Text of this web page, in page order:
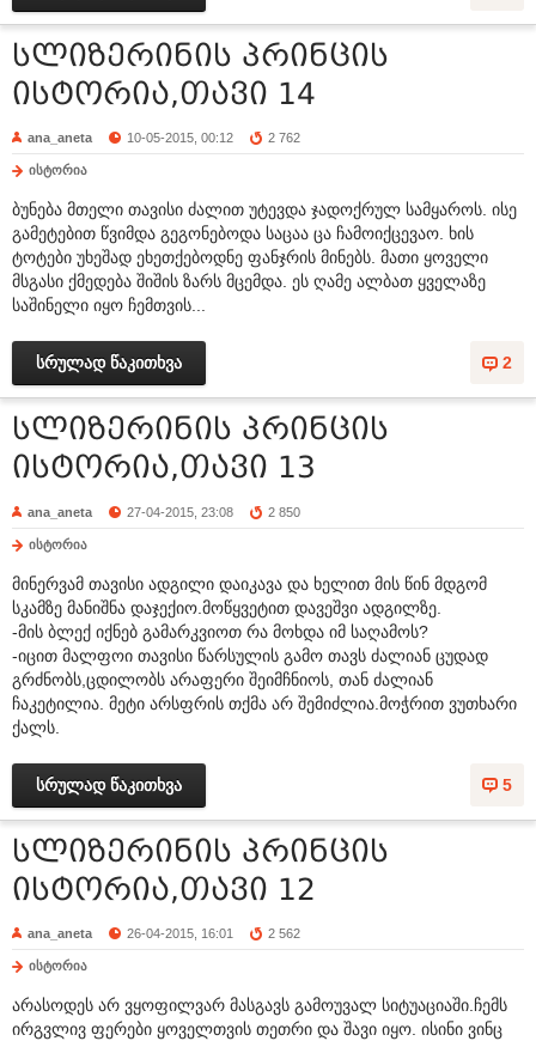
სლიზერინის პრინცის
ისტორია,თავი 14
ana_aneta 10-05-2015, 00:12 2 762
ისტორია
ბუნება მთელი თავისი ძალით უტევდა ჯადოქრულ სამყაროს. ისე
გამეტებით წვიმდა გეგონებოდა საცაა ცა ჩამოიქცევაო. ხის
ტოტები უხეშად ეხეთქებოდნე ფანჯრის მინებს. მათი ყოველი
მსგასი ქმედება შიშის ზარს მცემდა. ეს ღამე ალბათ ყველაზე
საშინელი იყო ჩემთვის...
2
სრულად წაკითხვა
სლიზერინის პრინცის
ისტორია,თავი 13
ana_aneta 27-04-2015, 23:08 2 850
ისტორია
მინერვამ თავისი ადგილი დაიკავა და ხელით მის წინ მდგომ
სკამზე მანიშნა დაჯექიო.მოწყვეტით დავეშვი ადგილზე.
-მის ბლექ იქნებ გამარკვიოთ რა მოხდა იმ საღამოს?
-იცით მალფოი თავისი წარსულის გამო თავს ძალიან ცუდად
გრძნობს,ცდილობს არაფერი შეიმჩნიოს, თან ძალიან
ჩაკეტილია. მეტი არსფრის თქმა არ შემიძლია.მოჭრით ვუთხარი
ქალს.
5
სრულად წაკითხვა
სლიზერინის პრინცის
ისტორია,თავი 12
ana_aneta 26-04-2015, 16:01 2 562
ისტორია
არასოდეს არ ვყოფილვარ მასგავს გამოუვალ სიტუაციაში.ჩემს
ირგვლივ ფერები ყოველთვის თეთრი და შავი იყო. ისინი ვინც